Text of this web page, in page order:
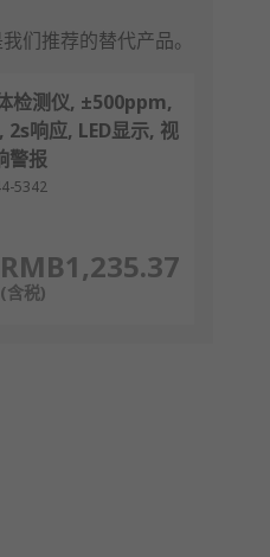
们推荐的替代产品。
检测仪, ±500ppm,
2s响应, LED显示, 视
警报
5342
RMB1,235.37
(含税)